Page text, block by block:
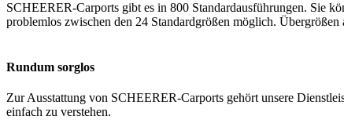
SCHEERER-Carports gibt es in 800 Standardausführungen. Sie
problemlos zwischen den 24 Standardgrößen möglich. Übergrößen
Rundum sorglos
Zur Ausstattung von SCHEERER-Carports gehört unsere
einfach zu verstehen.